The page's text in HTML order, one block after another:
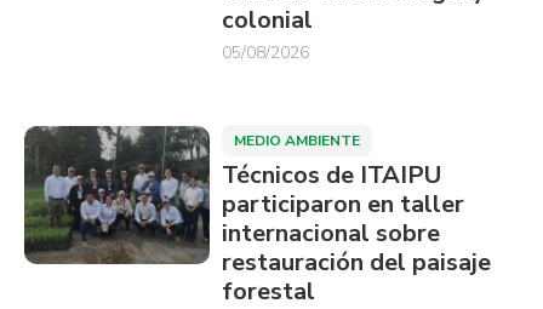
colonial
05/08/2026
MEDIO AMBIENTE
Técnicos de ITAIPU
participaron en taller
internacional sobre
restauración del paisaje
forestal